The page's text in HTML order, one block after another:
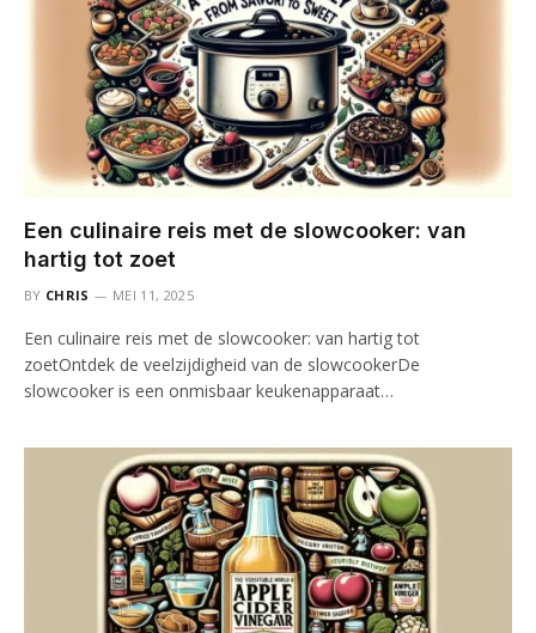
Een culinaire reis met de slowcooker: van
hartig tot zoet
BY CHRIS MEI 11, 2025
Een culinaire reis met de slowcooker: van hartig tot
zoetOntdek de veelzijdigheid van de slowcookerDe
slowcooker is een onmisbaar keukenapparaat…